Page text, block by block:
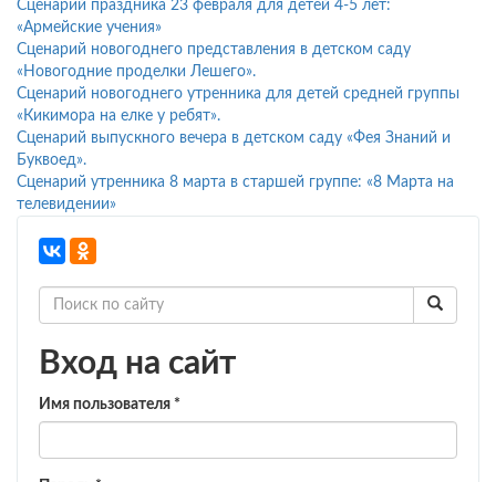
Сценарий праздника 23 февраля для детей 4-5 лет:
«Армейские учения»
Сценарий новогоднего представления в детском саду
«Новогодние проделки Лешего».
Сценарий новогоднего утренника для детей средней группы
«Кикимора на елке у ребят».
Сценарий выпускного вечера в детском саду «Фея Знаний и
Буквоед».
Сценарий утренника 8 марта в старшей группе: «8 Марта на
телевидении»
Вход на сайт
Имя пользователя *